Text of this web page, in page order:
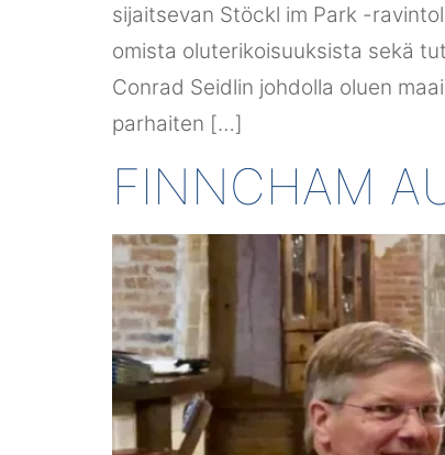
sijaitsevan Stöckl im Park -
omista oluterikoisuuksista sekä
Conrad Seidlin johdolla oluen
parhaiten […]
FINNCHAM